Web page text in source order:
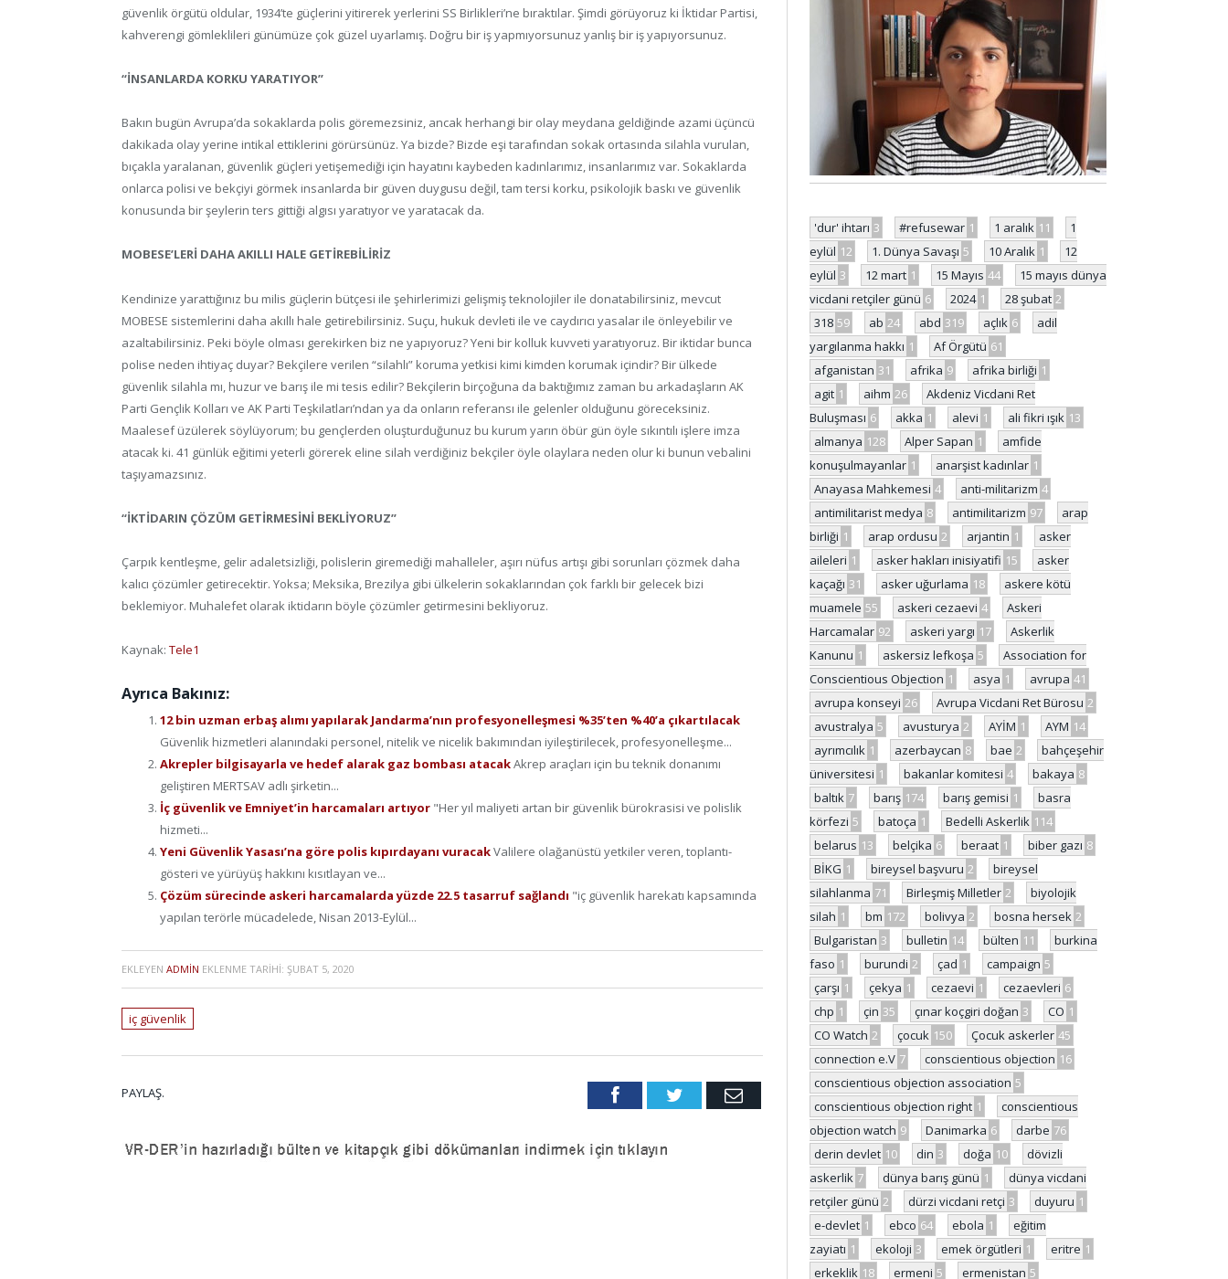
güvenlik örgütü oldular, 1934’te güçlerini yitirerek yerlerini SS Birlikleri’ne bıraktılar. Şimdi görüyoruz ki İktidar Partisi,
kahverengi gömleklileri günümüze çok güzel uyarlamış. Doğru bir iş yapmıyorsunuz yanlış bir iş yapıyorsunuz.
“İNSANLARDA KORKU YARATIYOR”
Bakın bugün Avrupa’da sokaklarda polis göremezsiniz, ancak herhangi bir olay meydana geldiğinde azami üçüncü
dakikada olay yerine intikal ettiklerini görürsünüz. Ya bizde? Bizde eşi tarafından sokak ortasında silahla vurulan,
bıçakla yaralanan, güvenlik güçleri yetişemediği için hayatını kaybeden kadınlarımız, insanlarımız var. Sokaklarda
onlarca polisi ve bekçiyi görmek insanlarda bir güven duygusu değil, tam tersi korku, psikolojik baskı ve güvenlik
konusunda bir şeylerin ters gittiği algısı yaratıyor ve yaratacak da.
MOBESE’LERİ DAHA AKILLI HALE GETİREBİLİRİZ
Kendinize yarattığınız bu milis güçlerin bütçesi ile şehirlerimizi gelişmiş teknolojiler ile donatabilirsiniz, mevcut
MOBESE sistemlerini daha akıllı hale getirebilirsiniz. Suçu, hukuk devleti ile ve caydırıcı yasalar ile önleyebilir ve
azaltabilirsiniz. Peki böyle olması gerekirken biz ne yapıyoruz? Yeni bir kolluk kuvveti yaratıyoruz. Bir iktidar bunca
polise neden ihtiyaç duyar? Bekçilere verilen “silahlı” koruma yetkisi kimi kimden korumak içindir? Bir ülkede
güvenlik silahla mı, huzur ve barış ile mi tesis edilir? Bekçilerin birçoğuna da baktığımız zaman bu arkadaşların AK
Parti Gençlik Kolları ve AK Parti Teşkilatları’ndan ya da onların referansı ile gelenler olduğunu göreceksiniz.
Maalesef üzülerek söylüyorum; bu gençlerden oluşturduğunuz bu kurum yarın öbür gün öyle sıkıntılı işlere imza
atacak ki. 41 günlük eğitimi yeterli görerek eline silah verdiğiniz bekçiler öyle olaylara neden olur ki bunun vebalini
taşıyamazsınız.
“İKTİDARIN ÇÖZÜM GETİRMESİNİ BEKLİYORUZ”
Çarpık kentleşme, gelir adaletsizliği, polislerin giremediği mahalleler, aşırı nüfus artışı gibi sorunları çözmek daha
kalıcı çözümler getirecektir. Yoksa; Meksika, Brezilya gibi ülkelerin sokaklarından çok farklı bir gelecek bizi
beklemiyor. Muhalefet olarak iktidarın böyle çözümler getirmesini bekliyoruz.
Kaynak: Tele1
Ayrıca Bakınız:
12 bin uzman erbaş alımı yapılarak Jandarma’nın profesyonelleşmesi %35’ten %40’a çıkartılacak
Güvenlik hizmetleri alanındaki personel, nitelik ve nicelik bakımından iyileştirilecek, profesyonelleşme...
Akrepler bilgisayarla ve hedef alarak gaz bombası atacakAkrep araçları için bu teknik donanımı
geliştiren MERTSAV adlı şirketin...
İç güvenlik ve Emniyet’in harcamaları artıyor "Her yıl maliyeti artan bir güvenlik bürokrasisi ve polislik
hizmeti...
Yeni Güvenlik Yasası’na göre polis kıpırdayanı vuracakValilere olağanüstü yetkiler veren, toplantı-
gösteri ve yürüyüş hakkını kısıtlayan ve...
Çözüm sürecinde askeri harcamalarda yüzde 22.5 tasarruf sağlandı "iç güvenlik harekatı kapsamında
yapılan terörle mücadelede, Nisan 2013-Eylül...
EKLEYEN ADMIN EKLENME TARIHI: ŞUBAT 5, 2020
iç güvenlik
PAYLAŞ. FacebookTwitter Email
'dur' ihtarı 3 #refusewar 1 1 aralık 11
1
eylül 12 1. Dünya Savaşı 5 10 Aralık 1
12
eylül 3 12 mart 1 15 Mayıs 44
15 mayıs dünya
vicdani retçiler günü 6 2024 1 28 şubat 2
318 59 ab 24 abd 319 açlık 6
adil
yargılanma hakkı 1 Af Örgütü 61
afganistan 31 afrika 9 afrika birliği 1
agit 1 aihm 26
Akdeniz Vicdani Ret
Buluşması 6 akka 1 alevi 1 ali fikri ışık 13
almanya 128 Alper Sapan 1
amfide
konuşulmayanlar 1 anarşist kadınlar 1
Anayasa Mahkemesi 4 anti-militarizm 4
antimilitarist medya 8 antimilitarizm 97
arap
birliği 1 arap ordusu 2 arjantin 1
asker
aileleri 1 asker hakları inisiyatifi 15
asker
kaçağı 31 asker uğurlama 18
askere kötü
muamele 55 askeri cezaevi 4
Askeri
Harcamalar 92 askeri yargı 17
Askerlik
Kanunu 1 askersiz lefkoşa 5
Association for
Conscientious Objection 1 asya 1 avrupa 41
avrupa konseyi 26 Avrupa Vicdani Ret Bürosu 2
avustralya 5 avusturya 2 AYİM 1 AYM 14
ayrımcılık 1 azerbaycan 8 bae 2
bahçeşehir
üniversitesi 1 bakanlar komitesi 4 bakaya 8
baltık 7 barış 174 barış gemisi 1
basra
körfezi 5 batoça 1 Bedelli Askerlik 114
belarus 13 belçika 6 beraat 1 biber gazı 8
BİKG 1 bireysel başvuru 2
bireysel
silahlanma 71 Birleşmiş Milletler 2
biyolojik
silah 1 bm 172 bolivya 2 bosna hersek 2
Bulgaristan 3 bulletin 14 bülten 11
burkina
faso 1 burundi 2 çad 1 campaign 5
çarşı 1 çekya 1 cezaevi 1 cezaevleri 6
chp 1 çin 35 çınar koçgiri doğan 3 CO 1
CO Watch 2 çocuk 150 Çocuk askerler 45
connection e.V 7 conscientious objection 16
conscientious objection association 5
conscientious objection right 1
conscientious
objection watch 9 Danimarka 6 darbe 76
derin devlet 10 din 3 doğa 10
dövizli
askerlik 7 dünya barış günü 1
dünya vicdani
retçiler günü 2 dürzi vicdani retçi 3 duyuru 1
e-devlet 1 ebco 64 ebola 1
eğitim
zayiatı 1 ekoloji 3 emek örgütleri 1 eritre 1
erkeklik 18 ermeni 5 ermenistan 5